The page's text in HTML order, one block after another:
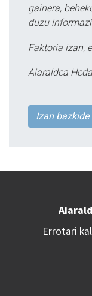
gainera,
duzu
Faktoria izan,
Aiaraldea
Izan bazkide
Errotari